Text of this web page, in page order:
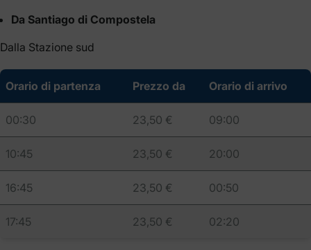
Da Santiago di Compostela
Dalla Stazione sud
Orario di partenza Prezzo da Orario di arrivo
00:30 23,50 € 09:00
10:45 23,50 € 20:00
16:45 23,50 € 00:50
17:45 23,50 € 02:20